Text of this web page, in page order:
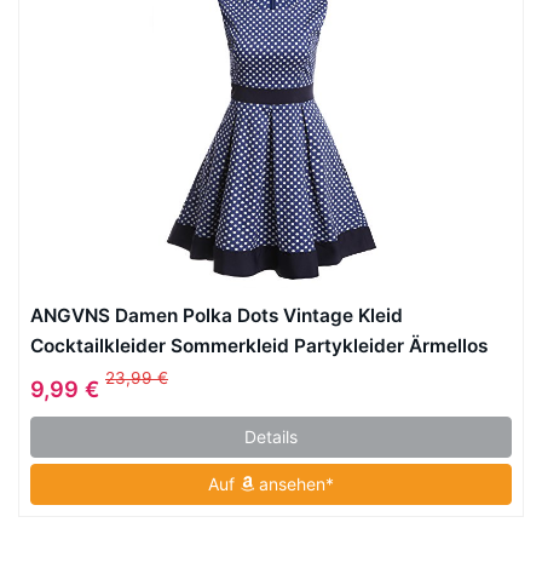
ANGVNS Damen Polka Dots Vintage Kleid
Cocktailkleider Sommerkleid Partykleider Ärmellos
Slim Fit Faltenrock Kurz Kleider A-Linie
9,99 € 23,99 €
Details
Auf ansehen*